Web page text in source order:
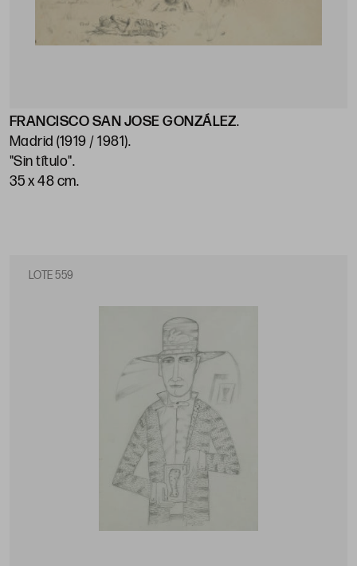
FRANCISCO SAN JOSE GONZÁLEZ.
Madrid (1919 / 1981).
"Sin título".
35 x 48 cm.
LOTE 559